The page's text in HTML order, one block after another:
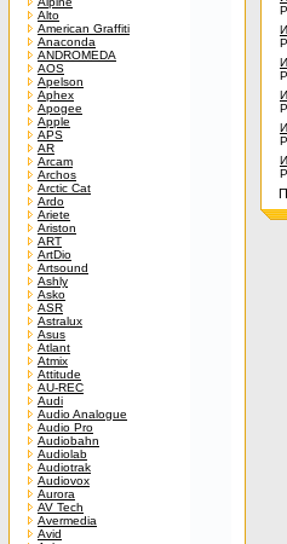
Alto
American Graffiti
Anaconda
ANDROMEDA
AOS
Apelson
Aphex
Apogee
Apple
APS
AR
Arcam
Archos
Arctic Cat
Ardo
Ariete
Ariston
ART
ArtDio
Artsound
Ashly
Asko
ASR
Astralux
Asus
Atlant
Atmix
Attitude
AU-REC
Audi
Audio Analogue
Audio Pro
Audiobahn
Audiolab
Audiotrak
Audiovox
Aurora
AV Tech
Avermedia
Avid